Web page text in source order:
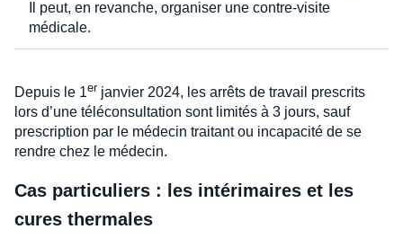
Il peut, en revanche, organiser une contre-visite
médicale.
Depuis le 1er janvier 2024, les arrêts de travail prescrits
lors d’une téléconsultation sont limités à 3 jours, sauf
prescription par le médecin traitant ou incapacité de se
rendre chez le médecin.
Cas particuliers : les intérimaires et les
cures thermales